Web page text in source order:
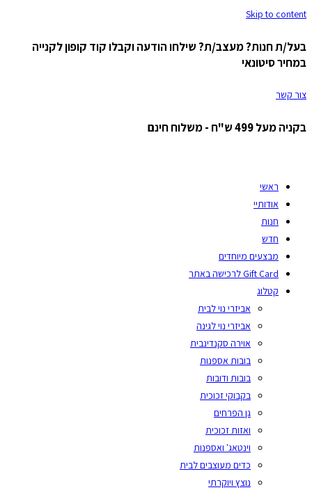
Skip to content
בעל/ת חנות? מעצב/ת? שילחו הודעה וקבלו קוד קופון לקנייה
במחיר סיטונאי
צור קשר
בקניה מעל 499 ש"ח - משלוח חינם
ראשי
אודותיי
חנות
חדש
מבצעים מיוחדים
Gift Card לרכישה באתר
קטלוג
אביזרי נוי לבית
אביזרי נוי לגינה
אוירה סקנדינבית
בובות אספנות
בובות ודובות
בקבוקי זכוכית
גן הפרחים
ואזות זכוכית
וינטאג' ואספנות
כדים מעוצבים לבית
נוצץ ויוקרתי